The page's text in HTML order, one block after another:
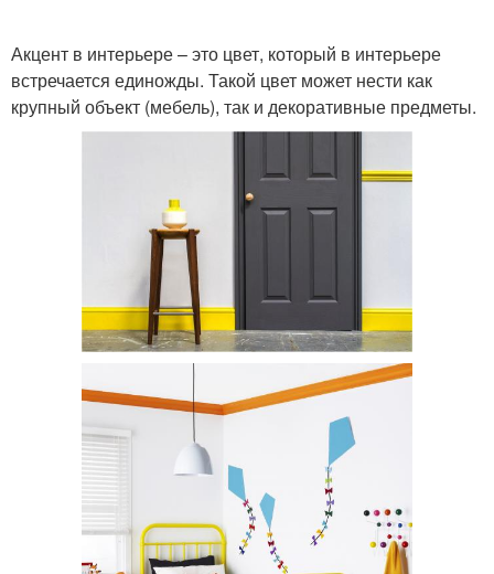
Акцент в интерьере – это цвет, который в интерьере
встречается единожды. Такой цвет может нести как
крупный объект (мебель), так и декоративные предметы.